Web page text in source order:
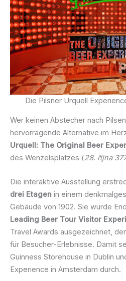
Die Pilsner Urquell
Wer keinen Abstecher nach
hervorragende Alternative im
Urquell: The Original Beer
des Wenzelsplatzes (28. října
Die interaktive Ausstellung
drei Etagen in einem
Gebäude von 1902. Sie wurde
Leading Beer Tour Visitor
Travel Awards ausgezeichnet,
für Besucher-Erlebnisse. Damit
Guinness Storehouse in Dublin
Experience in Amsterdam durch.